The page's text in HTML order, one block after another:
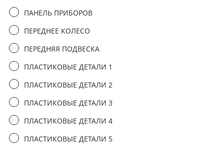
ПАНЕЛЬ ПРИБОРОВ
ПЕРЕДНЕЕ КОЛЕСО
ПЕРЕДНЯЯ ПОДВЕСКА
ПЛАСТИКОВЫЕ ДЕТАЛИ 1
ПЛАСТИКОВЫЕ ДЕТАЛИ 2
ПЛАСТИКОВЫЕ ДЕТАЛИ 3
ПЛАСТИКОВЫЕ ДЕТАЛИ 4
ПЛАСТИКОВЫЕ ДЕТАЛИ 5